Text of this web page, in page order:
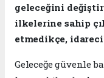
geleceğini
ilkelerine sahip
etmedikçe,
​Geleceğe güvenle